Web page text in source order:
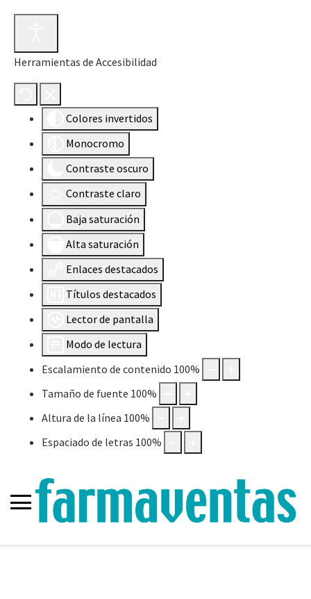
Herramientas de Accesibilidad
Colores invertidos
Monocromo
Contraste oscuro
Contraste claro
Baja saturación
Alta saturación
Enlaces destacados
Títulos destacados
Lector de pantalla
Modo de lectura
Escalamiento de contenido 100%
Tamaño de fuente 100%
Altura de la línea 100%
Espaciado de letras 100%